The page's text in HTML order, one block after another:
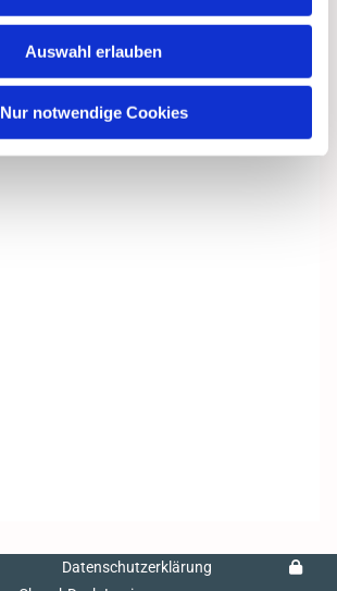
Auswahl erlauben
Nur notwendige Cookies
Datenschutzerklärung